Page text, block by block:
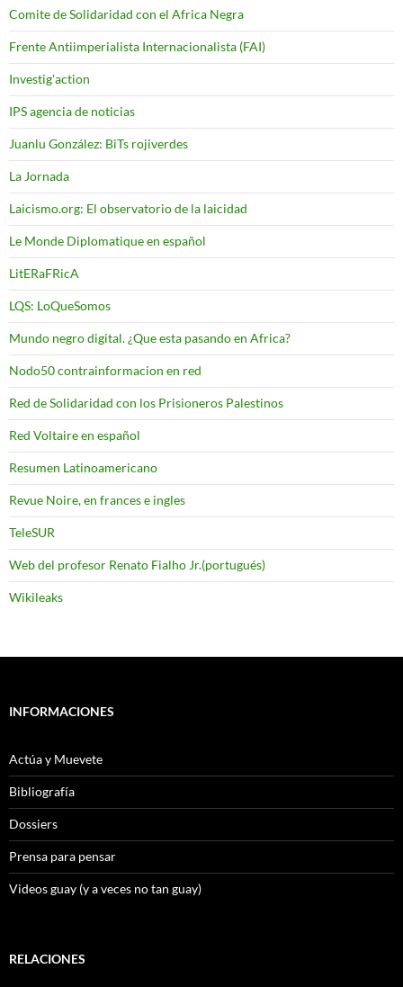
Comite de Solidaridad con el Africa Negra
Frente Antiimperialista Internacionalista (FAI)
Investig'action
IPS agencia de noticias
Juanlu González: BiTs rojiverdes
La Jornada
Laicismo.org: El observatorio de la laicidad
Le Monde Diplomatique en español
LitERaFRicA
LQS: LoQueSomos
Mundo negro digital. ¿Que esta pasando en Africa?
Nodo50 contrainformacion en red
Red de Solidaridad con los Prisioneros Palestinos
Red Voltaire en español
Resumen Latinoamericano
Revue Noire, en frances e ingles
TeleSUR
Web del profesor Renato Fialho Jr.(portugués)
Wikileaks
INFORMACIONES
Actúa y Muevete
Bibliografía
Dossiers
Prensa para pensar
Videos guay (y a veces no tan guay)
RELACIONES